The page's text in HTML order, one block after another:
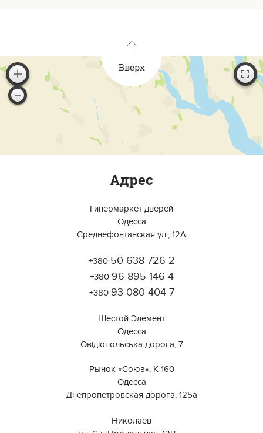
Работает на API 2ГИС
Для корректной работы Raster JS API нужен ключ. Помощь:
Вверх
Адрес
Гипермаркет дверей
Одесса
Среднефонтанская ул., 12А
+380 50 638 726 2
+380 96 895 146 4
+380 93 080 404 7
Шестой Элемент
Одесса
Овідіопольська дорога, 7
Рынок «Союз», К-160
Одесса
Днепропетровская дорога, 125а
Николаев